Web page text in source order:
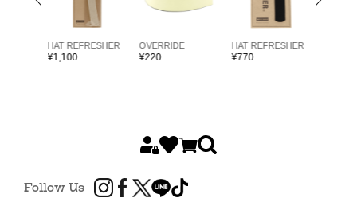
HAT REFRESHER
¥1,100
OVERRIDE
¥220
HAT REFRESHER
¥770
Follow Us